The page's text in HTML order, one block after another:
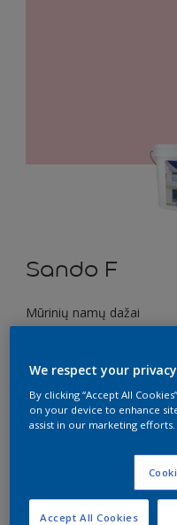
Sando F
Mūrinių namų dažai
Dydis
Kiekis Dažų
We respect your
By clicking “Accept All
on your device to enhance
assist in our marketing efforts.
Accept All Cookies